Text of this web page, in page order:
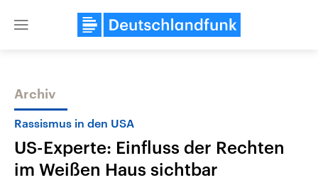
Close
Themen
Archiv
Rassismus in den USA
US-Experte: Einfluss der Rechten
im Weißen Haus sichtbar